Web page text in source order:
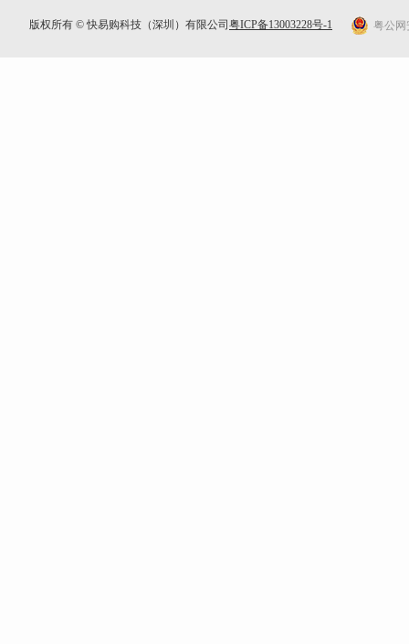
版权所有 © 快易购科技（深圳）有限公司 粤ICP备13003228号-1 粤公网